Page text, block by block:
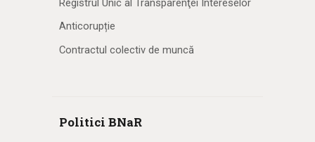
Registrul Unic al Transparenţei Intereselor
Anticorupție
Contractul colectiv de muncă
Politici BNaR